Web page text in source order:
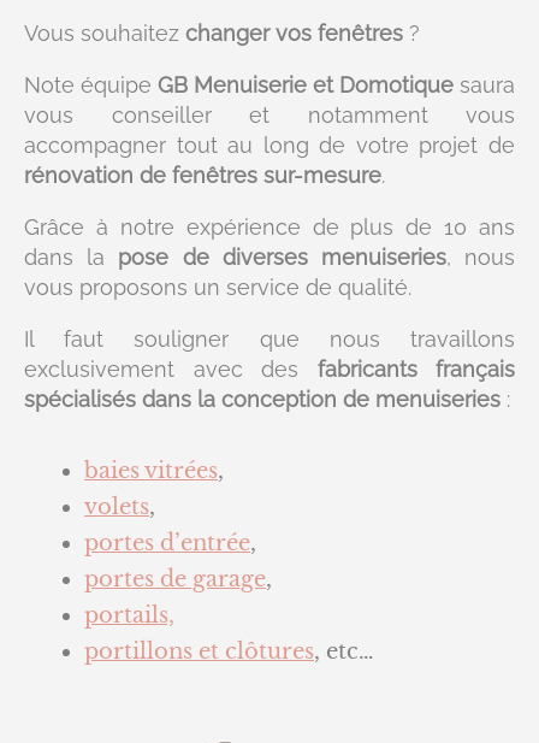
Vous souhaitez changer vos fenêtres ?
Note équipe GB Menuiserie et Domotique saura
vous conseiller et notamment vous
accompagner tout au long de votre projet de
rénovation de fenêtres sur-mesure.
Grâce à notre expérience de plus de 10 ans
dans la pose de diverses menuiseries, nous
vous proposons un service de qualité.
Il faut souligner que nous travaillons
exclusivement avec des fabricants français
spécialisés dans la conception de menuiseries :
baies vitrées,
volets,
portes d’entrée,
portes de garage,
portails,
portillons et clôtures, etc…